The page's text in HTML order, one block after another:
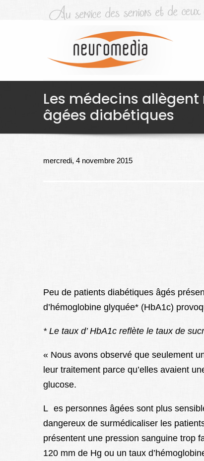
Les médecins
âgées diabétiques
mercredi, 4 novembre 2015
Peu de patients diabétiques âgés
d’hémoglobine glyquée* (HbA1c)
* Le taux d’ HbA1c reflète le taux de
« Nous avons observé que seulement
leur traitement parce qu’elles avaient
glucose.
L es personnes âgées sont plus
dangereux de surmédicaliser les
présentent une pression sanguine trop
120 mm de Hg ou un taux